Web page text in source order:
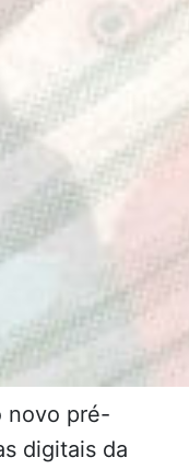
novo pré-
digitais da